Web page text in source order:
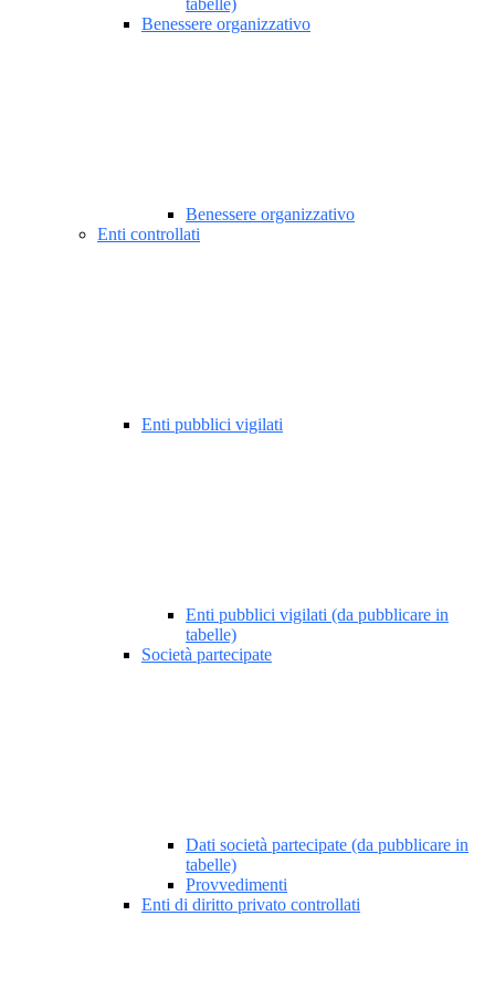
tabelle)
Benessere organizzativo
Benessere organizzativo
Enti controllati
Enti pubblici vigilati
Enti pubblici vigilati (da pubblicare in
tabelle)
Società partecipate
Dati società partecipate (da pubblicare in
tabelle)
Provvedimenti
Enti di diritto privato controllati